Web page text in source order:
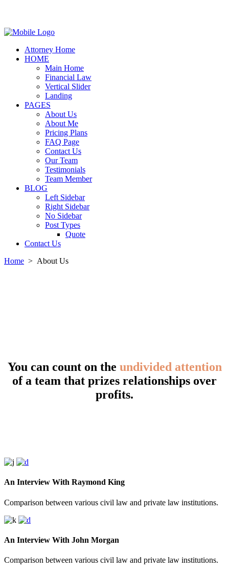
Attorney Home
HOME
Main Home
Financial Law
Vertical Slider
Landing
PAGES
About Us
About Me
Pricing Plans
FAQ Page
Contact Us
Our Team
Testimonials
Team Member
BLOG
Left Sidebar
Right Sidebar
No Sidebar
Post Types
Quote
Contact Us
Home > About Us
You can count on the undivided attention
of a team that prizes relationships over
profits.
An Interview With Raymond King
Comparison between various civil law and private law institutions.
An Interview With John Morgan
Comparison between various civil law and private law institutions.